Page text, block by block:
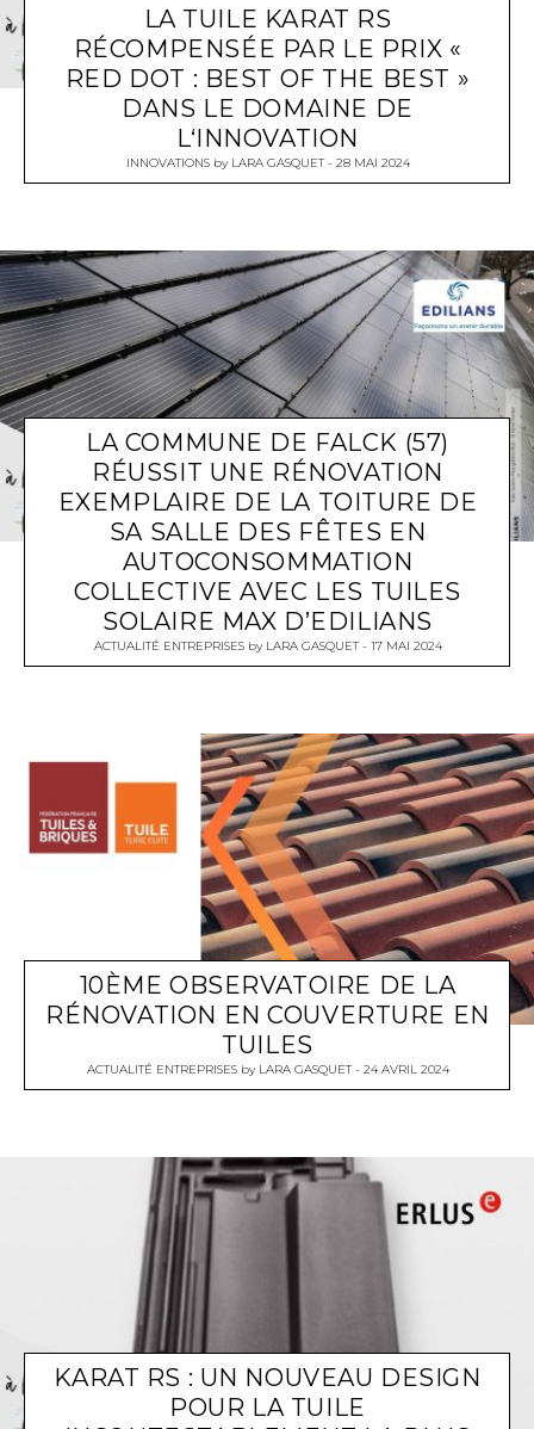
LA TUILE KARAT RS
RÉCOMPENSÉE PAR LE PRIX «
RED DOT : BEST OF THE BEST »
DANS LE DOMAINE DE
L‘INNOVATION
INNOVATIONSby LARA GASQUET 28 MAI 2024
LA COMMUNE DE FALCK (57)
RÉUSSIT UNE RÉNOVATION
EXEMPLAIRE DE LA TOITURE DE
SA SALLE DES FÊTES EN
AUTOCONSOMMATION
COLLECTIVE AVEC LES TUILES
SOLAIRE MAX D’EDILIANS
ACTUALITÉ ENTREPRISESby LARA GASQUET 17 MAI 2024
10ÈME OBSERVATOIRE DE LA
RÉNOVATION EN COUVERTURE EN
TUILES
ACTUALITÉ ENTREPRISESby LARA GASQUET 24 AVRIL 2024
KARAT RS : UN NOUVEAU DESIGN
POUR LA TUILE